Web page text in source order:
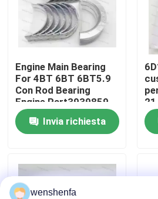
video
Su di noi
Visita alla fabbrica
Controllo della qualità
Contattaci
Engine Main Bearing
For 4BT 6BT 6BT5.9
Con Rod Bearing
Engine Part3939859
3802070
Invia richiesta
wenshenfa